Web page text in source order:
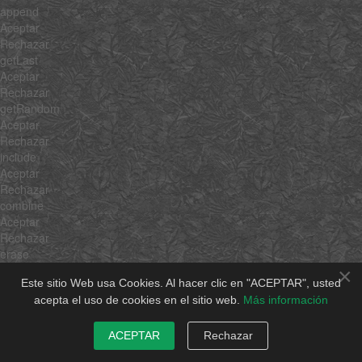
×
Este sitio Web usa Cookies. Al hacer clic en "ACEPTAR", usted
acepta el uso de cookies en el sitio web. Más información
ACEPTAR Rechazar
append
Aceptar
Rechazar
getLast
Aceptar
Rechazar
getRandom
Aceptar
Rechazar
include
Aceptar
Rechazar
combine
Aceptar
Rechazar
erase
Rechazar